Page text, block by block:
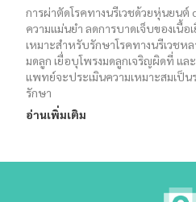
การผ่าตัดโรคทางนรีเวชด้วยหุ่นยนต์
ความแม่นยำ ลดการบาดเจ็บของเนื้อ
เหมาะสำหรับรักษาโรคทางนรีเวชห
มดลูก เยื่อบุโพรงมดลูกเจริญผิดที่ และ
แพทย์จะประเมินความเหมาะสมเป็
รักษา
อ่านเพิ่มเติม